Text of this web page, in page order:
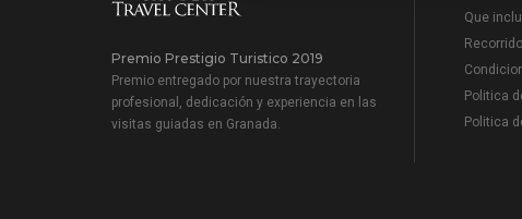
Premio Prestigio Turistico 2019
Premio entregado por nuestra trayectoria
profesional, dedicación y experiencia en las
visitas guiadas en Granada.
Que
Politica
Politica